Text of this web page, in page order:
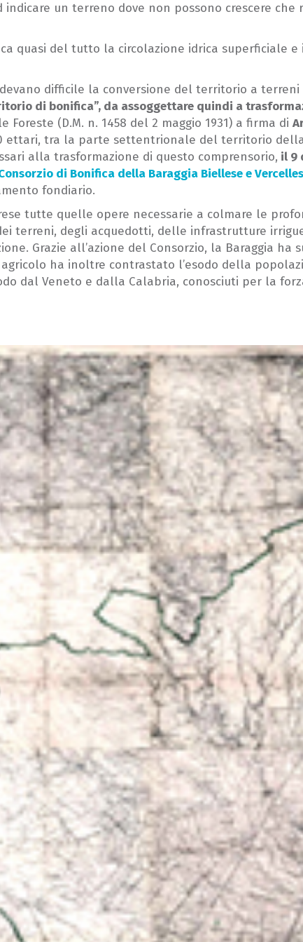
un terreno dove non possono crescere che
quasi del tutto la circolazione idrica superficiale
difficile la conversione del territorio a terreni
di bonifica”, da assoggettare quindi a
(D.M. n. 1458 del 2 maggio 1931) a firma di
ettari, tra la parte settentrionale del territorio
alla trasformazione di questo comprensorio, il 9
di Bonifica della Baraggia Biellese e
fondiario.
tutte quelle opere necessarie a colmare le
terreni, degli acquedotti, delle infrastrutture
Grazie all’azione del Consorzio, la Baraggia ha
ha inoltre contrastato l’esodo della
dal Veneto e dalla Calabria, conosciuti per la